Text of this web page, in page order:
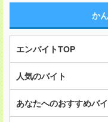
か
エンバイトTOP
人気のバイト
あなたへのおすすめバ